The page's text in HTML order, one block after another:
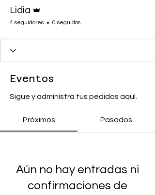
Lidia
4 seguidores 0 seguidos
Eventos
Sigue y administra tus pedidos aquí.
Próximos Pasados
Aún no hay entradas ni
confirmaciones de